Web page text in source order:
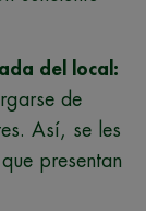
del local:
de
Así, se les
presentan